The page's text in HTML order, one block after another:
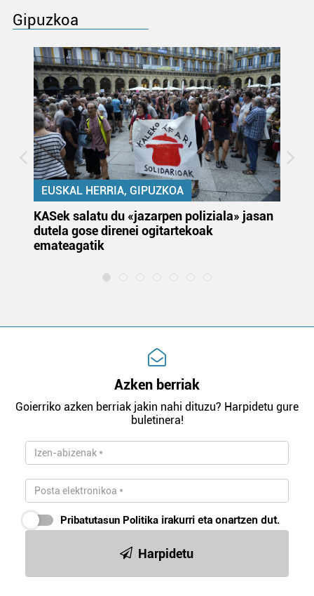
Gipuzkoa
EUSKAL HERRIA, GIPUZKOA
KASek salatu du «jazarpen poliziala» jasan
dutela gose direnei ogitartekoak
emateagatik
Azken berriak
Goierriko azken berriak jakin nahi dituzu? Harpidetu gure
buletinera!
Pribatutasun Politika irakurri eta onartzen dut.
Harpidetu